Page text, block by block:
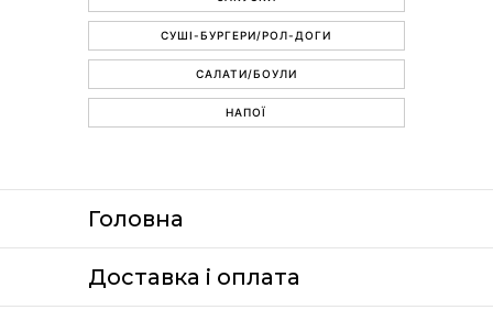
СУШІ-БУРГЕРИ/РОЛ-ДОГИ
САЛАТИ/БОУЛИ
НАПОЇ
Головна
Доставка i оплата